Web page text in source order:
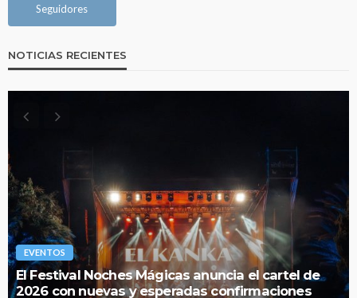
Seguidores
NOTICIAS RECIENTES
EVENTOS
Todo lo que debes saber sobre la nueva
temporada 2026 de Red Bull Dance Your Style